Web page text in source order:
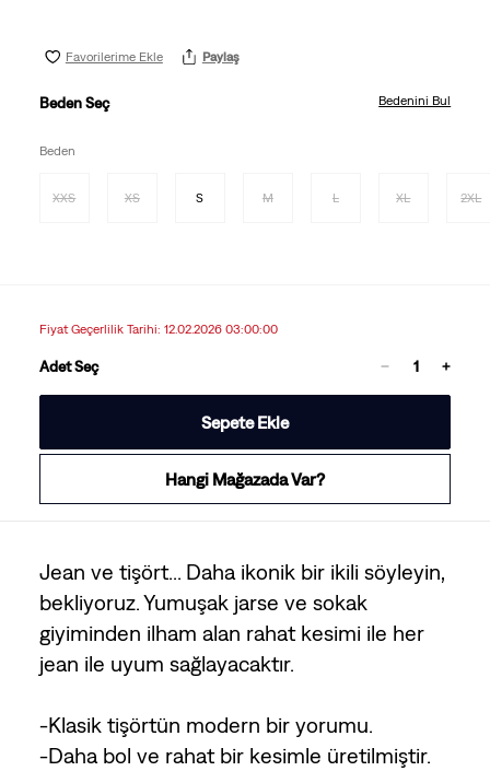
Favorilerime Ekle Paylaş
Beden Seç Bedenini Bul
Beden
XXS XS S M L XL 2XL
Fiyat Geçerlilik Tarihi: 12.02.2026 03:00:00
Adet Seç
Sepete Ekle
Hangi Mağazada Var?
Jean ve tişört... Daha ikonik bir ikili söyleyin,
bekliyoruz. Yumuşak jarse ve sokak
giyiminden ilham alan rahat kesimi ile her
jean ile uyum sağlayacaktır.
-Klasik tişörtün modern bir yorumu.
-Daha bol ve rahat bir kesimle üretilmiştir.